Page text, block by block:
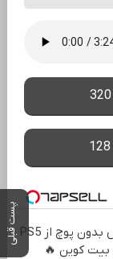
پست قبلی گردونه شانس بدون پوچ از PS5